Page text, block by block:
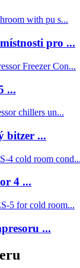
pro ...
...
bitzer ...
4 ...
...